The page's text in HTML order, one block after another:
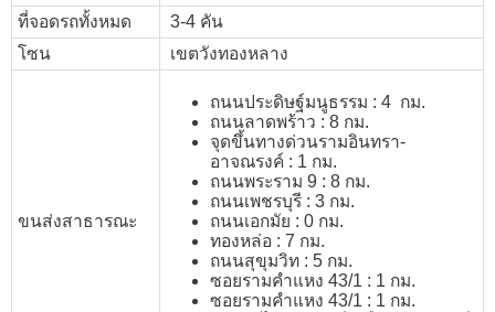
ที่จอดรถทั้งหมด
3-4 คัน
โซน
เขตวังทองหลาง
ขนส่งสาธารณะ
ถนนประดิษฐ์มนูธรรม : 4 กม.
ถนนลาดพร้าว : 8 กม.
จุดขึ้นทางด่วนรามอินทรา-
อาจณรงค์ : 1 กม.
ถนนพระราม 9 : 8 กม.
ถนนเพชรบุรี : 3 กม.
ถนนเอกมัย : 0 กม.
ทองหล่อ : 7 กม.
ถนนสุขุมวิท : 5 กม.
ซอยรามคำแหง 43/1 : 1 กม.
ซอยรามคำแหง 43/1 : 1 กม.